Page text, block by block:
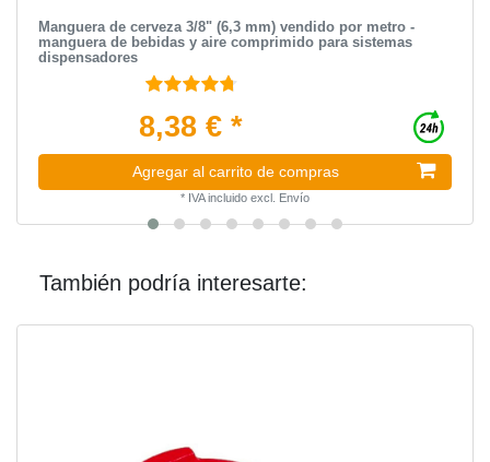
Manguera de cerveza 3/8" (6,3 mm) vendido por metro -
manguera de bebidas y aire comprimido para sistemas
dispensadores
8,38 € *
Agregar al carrito de compras
* IVA incluido excl. Envío
También podría interesarte: